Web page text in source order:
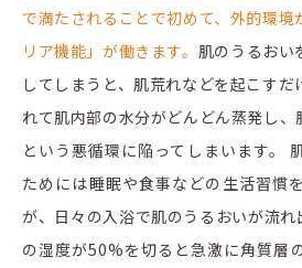
で満たされることで初めて、外的環
リア機能」が働きます。 肌のうるおい
してしまうと、肌荒れなどを起こす
れて肌内部の水分がどんどん蒸発し、
という悪循環に陥ってしまいます。
ためには睡眠や食事などの生活習慣
が、日々の入浴で肌のうるおいが流
の湿度が50%を切ると急激に角質層